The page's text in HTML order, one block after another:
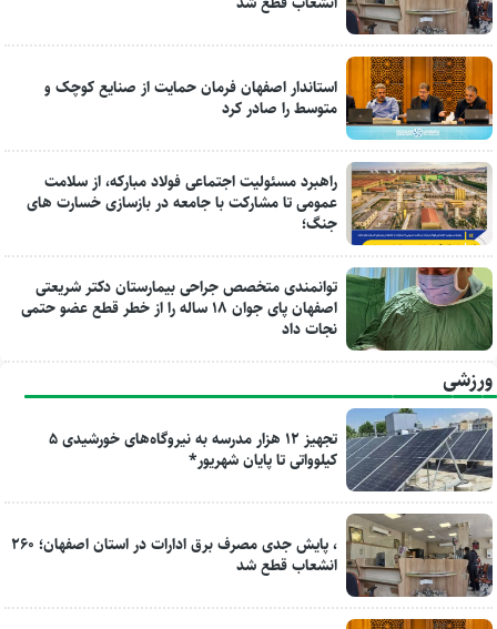
استاندار اصفهان فرمان حمایت از صنایع کوچک و
متوسط را صادر کرد
راهبرد مسئولیت اجتماعی فولاد مبارکه، از سلامت
عمومی تا مشارکت با جامعه در بازسازی خسارت های
جنگ؛
توانمندی متخصص جراحی بیمارستان دکتر شریعتی
اصفهان پای جوان ۱۸ ساله را از خطر قطع عضو حتمی
نجات داد
ورزشی
تجهیز ۱۲ هزار مدرسه به نیروگاه‌های خورشیدی ۵
کیلوواتی تا پایان شهریور*
، پایش جدی مصرف برق ادارات در استان اصفهان؛ ۲۶۰
انشعاب قطع شد